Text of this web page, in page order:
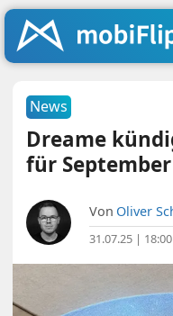
News
Dreame
für
Von Oliver
31.07.25 |